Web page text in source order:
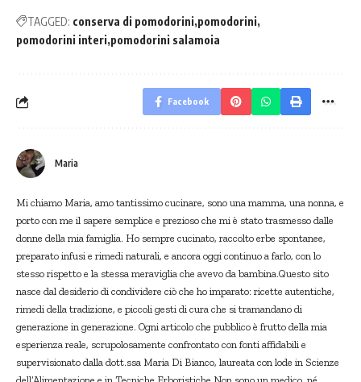
TAGGED: conserva di pomodorini pomodorini
pomodorini interi pomodorini salamoia
Facebook
Maria
Mi chiamo Maria, amo tantissimo cucinare, sono una mamma, una nonna, e
porto con me il sapere semplice e prezioso che mi è stato trasmesso dalle
donne della mia famiglia. Ho sempre cucinato, raccolto erbe spontanee,
preparato infusi e rimedi naturali, e ancora oggi continuo a farlo, con lo
stesso rispetto e la stessa meraviglia che avevo da bambina.Questo sito
nasce dal desiderio di condividere ciò che ho imparato: ricette autentiche,
rimedi della tradizione, e piccoli gesti di cura che si tramandano di
generazione in generazione. Ogni articolo che pubblico è frutto della mia
esperienza reale, scrupolosamente confrontato con fonti affidabili e
supervisionato dalla dott.ssa Maria Di Bianco, laureata con lode in Scienze